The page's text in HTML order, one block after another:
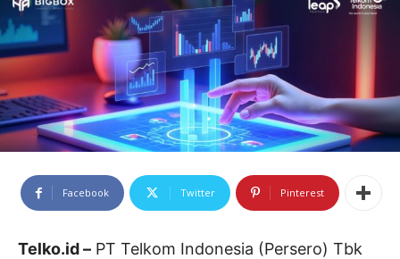
Facebook Twitter Pinterest
Telko.id – PT Telkom Indonesia (Persero) Tbk